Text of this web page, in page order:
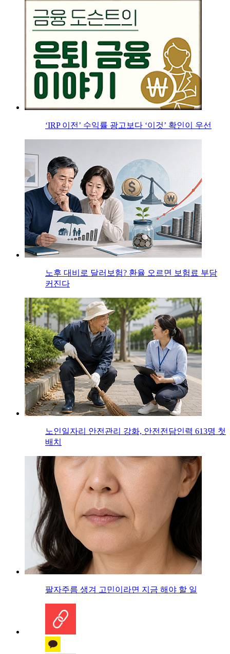
‘IRP 이전’ 수익률 광고보다 ‘이것’ 확인이 우선
노후 대비로 달러보험? 환율 오르면 보험료 부담
커진다
노인일자리 안전관리 강화, 안전전담인력 613명 첫
배치
팔자주름 생겨 고민이라면 지금 해야 할 일